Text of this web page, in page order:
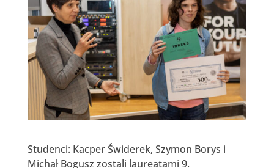
Studenci: Kacper Świderek, Szymon Borys i
Michał Bogusz zostali laureatami 9.